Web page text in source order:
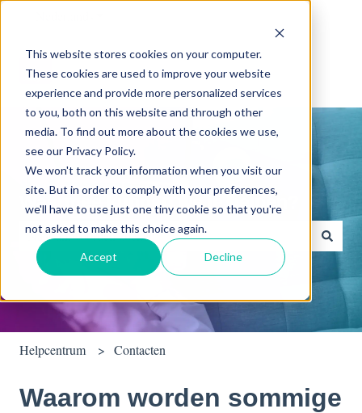
This website stores cookies on your computer.
These cookies are used to improve your website
experience and provide more personalized services
to you, both on this website and through other
media. To find out more about the cookies we use,
see our Privacy Policy.
We won't track your information when you visit our
site. But in order to comply with your preferences,
we'll have to use just one tiny cookie so that you're
not asked to make this choice again.
Accept Decline
Waarmee kunnen we je helpen?
Er zijn geen suggesties want het zoekveld is leeg.
Helpcentrum Contacten
Waarom worden sommige